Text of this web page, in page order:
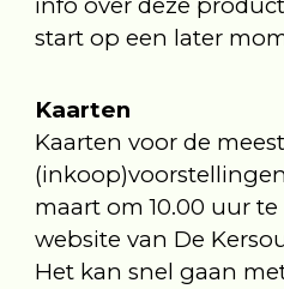
start op een later
Kaarten
Kaarten voor de
maart om 10.00 uur
website van De
Het kan snel gaan